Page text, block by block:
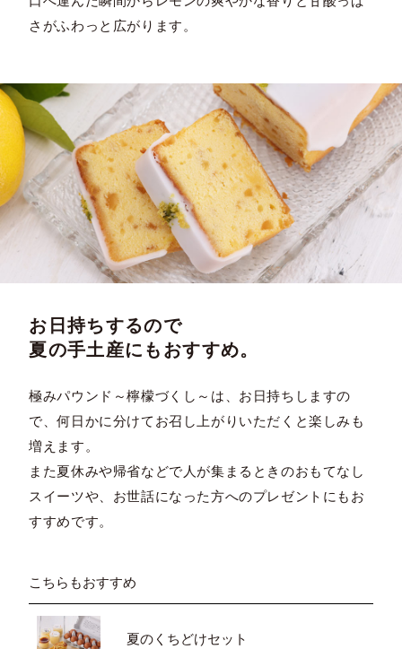
さがふわっと広がります。
お日持ちするので
夏の手土産にもおすすめ。
極みパウンド～檸檬づくし～は、お日持ちしますの
で、何日かに分けてお召し上がりいただくと楽しみも
増えます。
また夏休みや帰省などで人が集まるときのおもてなし
スイーツや、お世話になった方へのプレゼントにもお
すすめです。
こちらもおすすめ
夏のくちどけセット